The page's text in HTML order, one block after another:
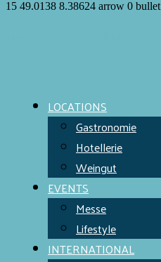
15 49.0138 8.38624 arrow 0 bullet
LOCATIONS
Gastronomie
Hotellerie
Weingut
EVENTS
Messe
Lifestyle
INTERNATIONAL